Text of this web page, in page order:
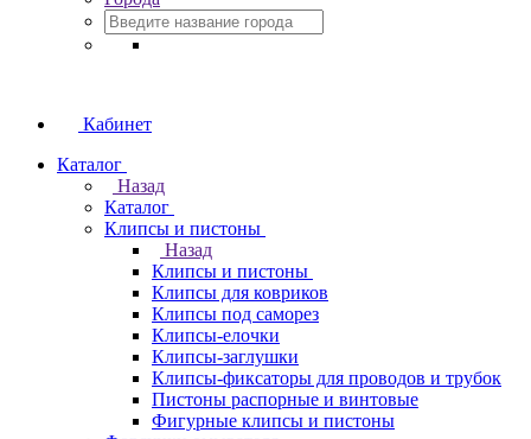
Кабинет
Каталог
Назад
Каталог
Клипсы и пистоны
Назад
Клипсы и пистоны
Клипсы для ковриков
Клипсы под саморез
Клипсы-елочки
Клипсы-заглушки
Клипсы-фиксаторы для проводов и трубок
Пистоны распорные и винтовые
Фигурные клипсы и пистоны